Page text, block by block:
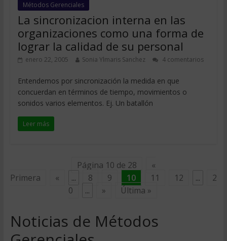
Métodos Gerenciales
La sincronizacion interna en las
organizaciones como una forma de
lograr la calidad de su personal
enero 22, 2005 Sonia Ylmaris Sanchez 4 comentarios
Entendemos por sincronización la medida en que
concuerdan en términos de tiempo, movimientos o
sonidos varios elementos. Ej. Un batallón
Leer más
Página 10 de 28
«
Primera
« ... 8 9 10 11 12 ...
2
0
... » Última »
Noticias de Métodos